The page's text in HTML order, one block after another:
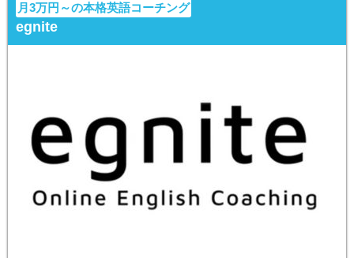
月3万円～の本格英語コーチング
egnite